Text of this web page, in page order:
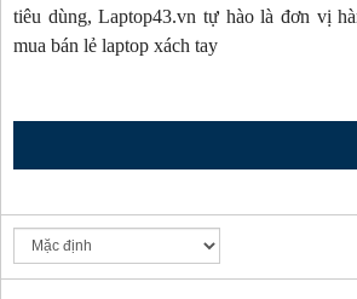
tiêu dùng, Laptop43.vn tự hào là đơn vị
mua bán lẻ laptop xách tay